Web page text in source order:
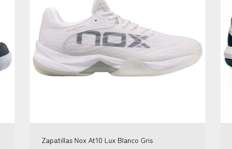
Zapatillas Nox At10 Lux Blanco Gris